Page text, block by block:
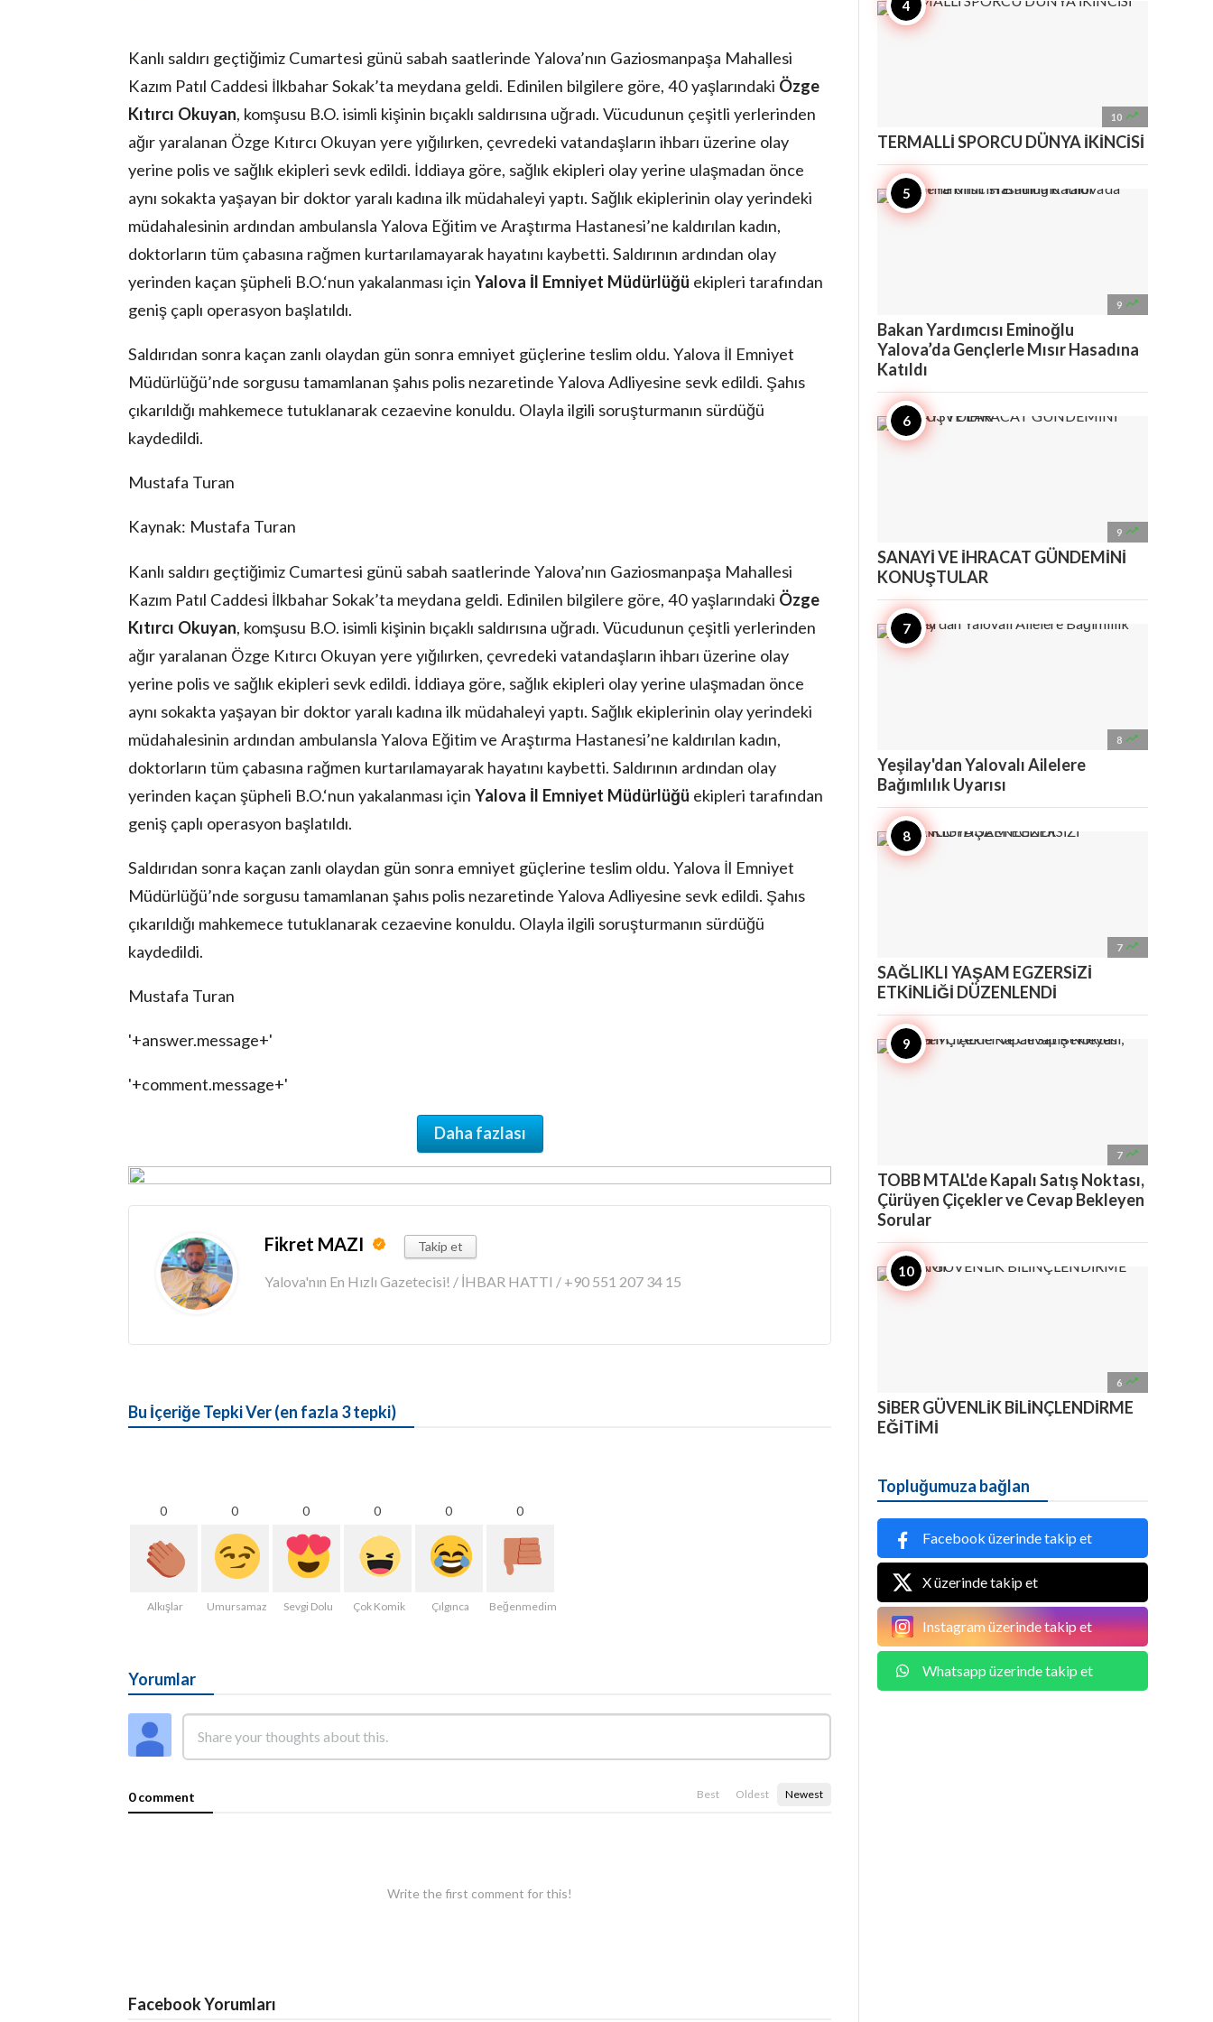
Kanlı saldırı geçtiğimiz Cumartesi günü sabah saatlerinde Yalova’nın Gaziosmanpaşa Mahallesi
Kazım Patıl Caddesi İlkbahar Sokak’ta meydana geldi. Edinilen bilgilere göre, 40 yaşlarındaki Özge
Kıtırcı Okuyan, komşusu B.O. isimli kişinin bıçaklı saldırısına uğradı. Vücudunun çeşitli yerlerinden
ağır yaralanan Özge Kıtırcı Okuyan yere yığılırken, çevredeki vatandaşların ihbarı üzerine olay
yerine polis ve sağlık ekipleri sevk edildi. İddiaya göre, sağlık ekipleri olay yerine ulaşmadan önce
aynı sokakta yaşayan bir doktor yaralı kadına ilk müdahaleyi yaptı. Sağlık ekiplerinin olay yerindeki
müdahalesinin ardından ambulansla Yalova Eğitim ve Araştırma Hastanesi’ne kaldırılan kadın,
doktorların tüm çabasına rağmen kurtarılamayarak hayatını kaybetti. Saldırının ardından olay
yerinden kaçan şüpheli B.O.‘nun yakalanması için Yalova İl Emniyet Müdürlüğü ekipleri tarafından
geniş çaplı operasyon başlatıldı.
Saldırıdan sonra kaçan zanlı olaydan gün sonra emniyet güçlerine teslim oldu. Yalova İl Emniyet
Müdürlüğü’nde sorgusu tamamlanan şahıs polis nezaretinde Yalova Adliyesine sevk edildi. Şahıs
çıkarıldığı mahkemece tutuklanarak cezaevine konuldu. Olayla ilgili soruşturmanın sürdüğü
kaydedildi.
Mustafa Turan
Kaynak: Mustafa Turan
Kanlı saldırı geçtiğimiz Cumartesi günü sabah saatlerinde Yalova’nın Gaziosmanpaşa Mahallesi
Kazım Patıl Caddesi İlkbahar Sokak’ta meydana geldi. Edinilen bilgilere göre, 40 yaşlarındaki Özge
Kıtırcı Okuyan, komşusu B.O. isimli kişinin bıçaklı saldırısına uğradı. Vücudunun çeşitli yerlerinden
ağır yaralanan Özge Kıtırcı Okuyan yere yığılırken, çevredeki vatandaşların ihbarı üzerine olay
yerine polis ve sağlık ekipleri sevk edildi. İddiaya göre, sağlık ekipleri olay yerine ulaşmadan önce
aynı sokakta yaşayan bir doktor yaralı kadına ilk müdahaleyi yaptı. Sağlık ekiplerinin olay yerindeki
müdahalesinin ardından ambulansla Yalova Eğitim ve Araştırma Hastanesi’ne kaldırılan kadın,
doktorların tüm çabasına rağmen kurtarılamayarak hayatını kaybetti. Saldırının ardından olay
yerinden kaçan şüpheli B.O.‘nun yakalanması için Yalova İl Emniyet Müdürlüğü ekipleri tarafından
geniş çaplı operasyon başlatıldı.
Saldırıdan sonra kaçan zanlı olaydan gün sonra emniyet güçlerine teslim oldu. Yalova İl Emniyet
Müdürlüğü’nde sorgusu tamamlanan şahıs polis nezaretinde Yalova Adliyesine sevk edildi. Şahıs
çıkarıldığı mahkemece tutuklanarak cezaevine konuldu. Olayla ilgili soruşturmanın sürdüğü
kaydedildi.
Mustafa Turan
'+answer.message+'
'+comment.message+'
Daha fazlası
Fikret MAZI Takip et
Yalova'nın En Hızlı Gazetecisi! / İHBAR HATTI / +90 551 207 34 15
Bu İçeriğe Tepki Ver (en fazla 3 tepki)
0
Alkışlar
0
Umursamaz
0
Sevgi Dolu
0
Çok Komik
0
Çılgınca
0
Beğenmedim
Yorumlar
0 comment Best Oldest Newest
Write the first comment for this!
Facebook Yorumları
10 
TERMALLİ SPORCU DÜNYA İKİNCİSİ
9 
Bakan Yardımcısı Eminoğlu
Yalova’da Gençlerle Mısır Hasadına
Katıldı
9 
SANAYİ VE İHRACAT GÜNDEMİNİ
KONUŞTULAR
8 
Yeşilay'dan Yalovalı Ailelere
Bağımlılık Uyarısı
7 
SAĞLIKLI YAŞAM EGZERSİZİ
ETKİNLİĞİ DÜZENLENDİ
7 
TOBB MTAL'de Kapalı Satış Noktası,
Çürüyen Çiçekler ve Cevap Bekleyen
Sorular
6 
SİBER GÜVENLİK BİLİNÇLENDİRME
EĞİTİMİ
Topluğumuza bağlan
Facebook üzerinde takip et
X üzerinde takip et
Instagram üzerinde takip et
Whatsapp üzerinde takip et